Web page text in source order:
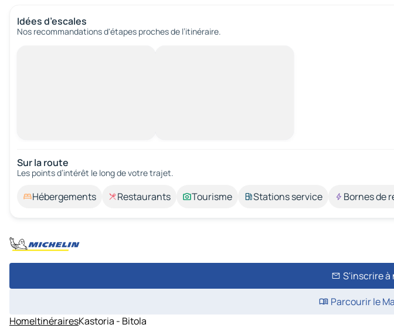
Idées d’escales
Nos recommandations d'étapes proches de l’itinéraire.
Sur la route
Les points d’intérêt le long de votre trajet.
Hébergements Restaurants Tourisme Stations service Bornes de
S'inscrire à
Parcourir le
HomeItinérairesKastoria - Bitola